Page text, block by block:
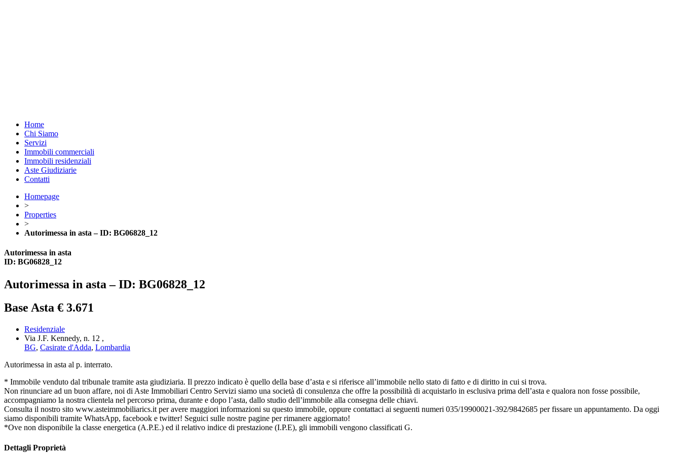
Home
Chi Siamo
Servizi
Immobili commerciali
Immobili residenziali
Aste Giudiziarie
Contatti
Homepage
>
Properties
>
Autorimessa in asta – ID: BG06828_12
Autorimessa in asta
ID: BG06828_12
Autorimessa in asta – ID: BG06828_12
Base Asta € 3.671
Residenziale
Via J.F. Kennedy, n. 12 ,
BG, Casirate d'Adda, Lombardia
Autorimessa in asta al p. interrato.
* Immobile venduto dal tribunale tramite asta giudiziaria. Il prezzo indicato è quello della base d’asta e si riferisce all’immobile nello stato di fatto e di diritto in cui si trova.
Non rinunciare ad un buon affare, noi di Aste Immobiliari Centro Servizi siamo una società di consulenza che offre la possibilità di acquistarlo in esclusiva prima dell’asta e qualora non fosse possibile,
accompagniamo la nostra clientela nel percorso prima, durante e dopo l’asta, dallo studio dell’immobile alla consegna delle chiavi.
Consulta il nostro sito www.asteimmobiliarics.it per avere maggiori informazioni su questo immobile, oppure contattaci ai seguenti numeri 035/19900021-392/9842685 per fissare un appuntamento. Da oggi
siamo disponibili tramite WhatsApp, facebook e twitter! Seguici sulle nostre pagine per rimanere aggiornato!
*Ove non disponibile la classe energetica (A.P.E.) ed il relativo indice di prestazione (I.P.E), gli immobili vengono classificati G.
Dettagli Proprietà